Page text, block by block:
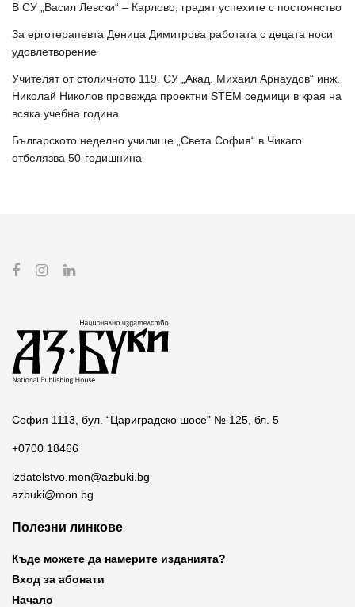
В СУ „Васил Левски“ – Карлово, градят успехите с постоянство
За ерготерапевта Деница Димитрова работата с децата носи
удовлетворение
Учителят от столичното 119. СУ „Акад. Михаил Арнаудов“ инж.
Николай Николов провежда проектни STEM седмици в края на
всяка учебна година
Българското неделно училище „Света София“ в Чикаго
отбелязва 50-годишнина
София 1113, бул. “Цариградско шосе” № 125, бл. 5
+0700 18466
izdatelstvo.mon@azbuki.bg
azbuki@mon.bg
Полезни линкове
Къде можете да намерите изданията?
Вход за абонати
Начало